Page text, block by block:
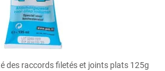
des raccords filetés et joints plats 125g